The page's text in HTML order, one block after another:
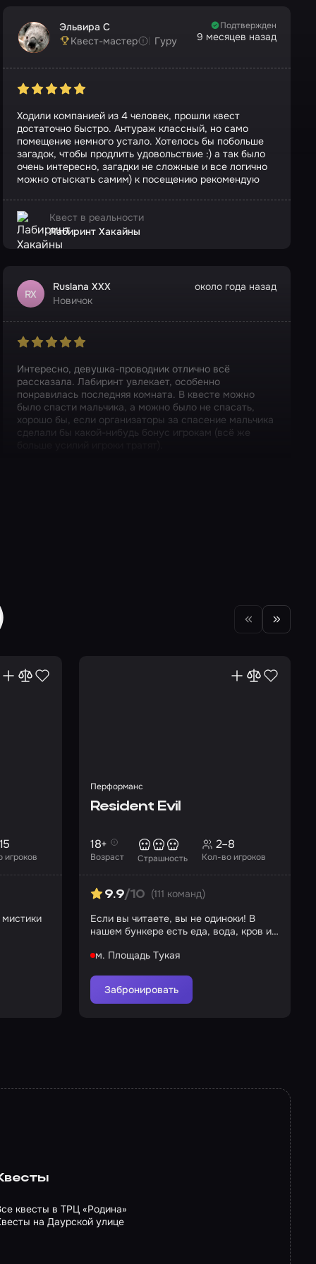
Эльвира С
Квест-мастер
Гуру
Подтвержден
9 месяцев назад
Ходили компанией из 4 человек, прошли квест
достаточно быстро. Антураж классный, но само
помещение немного устало. Хотелось бы побольше
загадок, чтобы продлить удовольствие :) а так было
очень интересно, загадки не сложные и все логично
можно отыскать самим) к посещению рекомендую
Квест в реальности
Лабиринт Хакайны
RХ
Ruslana ХХХ
Новичок
около года назад
Интересно, девушка-проводник отлично всё
рассказала. Лабиринт увлекает, особенно
понравилась последняя комната. В квесте можно
было спасти мальчика, а можно было не спасать,
хорошо бы, если организаторы за спасение мальчика
сделали бы какой-нибудь бонус игрокам (всё же
игроков
мистики
Перформанс
Resident Evil
Возраст
18+
Страшность Кол-во игроков
2–8
9.9/10 (111 команд)
Если вы читаете, вы не одиноки! В
нашем бункере есть еда, вода, кров и
м. Площадь Тукая
Забронировать
квесты в ТРЦ «Родина»
на Даурской улице